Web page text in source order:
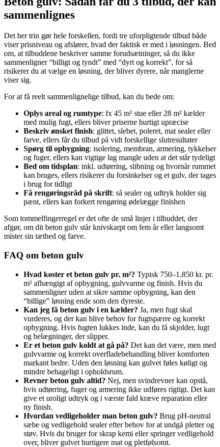
sammenlignes
Det her trin gør hele forskellen, fordi tre uforpligtende tilbud både
viser prisniveau og afslører, hvad der faktisk er med i løsningen. Bed
om, at tilbuddene beskriver samme forudsætninger, så du ikke
sammenligner “billigt og tyndt” med “dyrt og korrekt”, for så
risikerer du at vælge en løsning, der bliver dyrere, når manglerne
viser sig.
For at få reelt sammenlignelige tilbud, kan du bede om:
Oplys areal og rumtype: fx 45 m² stue eller 28 m² kælder
med mulig fugt, ellers bliver priserne hurtigt upræcise
Beskriv ønsket finish: glittet, slebet, poleret, mat sealer eller
farve, ellers får du tilbud på vidt forskellige slutresultater
Spørg til opbygning: isolering, membran, armering, tykkelser
og fuger, ellers kan vigtige lag mangle uden at det står tydeligt
Bed om tidsplan: inkl. udtørring, slibning og hvornår rummet
kan bruges, ellers risikerer du forsinkelser og et gulv, der tages
i brug for tidligt
Få rengøringsråd på skrift: så sealer og udtryk holder sig
pænt, ellers kan forkert rengøring ødelægge finishen
Som tommelfingerregel er det ofte de små linjer i tilbuddet, der
afgør, om dit beton gulv står knivskarpt om fem år eller langsomt
mister sin tæthed og farve.
FAQ om beton gulv
Hvad koster et beton gulv pr. m²? Typisk 750–1.850 kr. pr.
m² afhængigt af opbygning, gulvvarme og finish. Hvis du
sammenligner uden at sikre samme opbygning, kan den
“billige” løsning ende som den dyreste.
Kan jeg få beton gulv i en kælder? Ja, men fugt skal
vurderes, og der kan blive behov for fugtspærre og korrekt
opbygning. Hvis fugten lukkes inde, kan du få skjolder, lugt
og belægninger, der slipper.
Er et beton gulv koldt at gå på? Det kan det være, men med
gulvvarme og korrekt overfladebehandling bliver komforten
markant bedre. Uden den løsning kan gulvet føles køligt og
mindre behageligt i opholdsrum.
Revner beton gulv altid? Nej, men svindrevner kan opstå,
hvis udtørring, fuger og armering ikke udføres rigtigt. Det kan
give et uroligt udtryk og i værste fald kræve reparation eller
ny finish.
Hvordan vedligeholder man beton gulv? Brug pH-neutral
sæbe og vedligehold sealer efter behov for at undgå pletter og
støv. Hvis du bruger for skrap kemi eller springer vedligehold
over, bliver gulvet hurtigere mat og pletfølsomt.